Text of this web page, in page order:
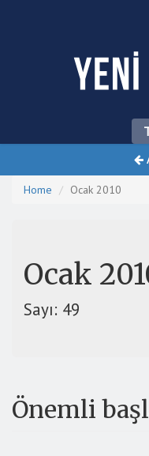
Home Ocak 2010
Ocak
Sayı: 49
Önemli